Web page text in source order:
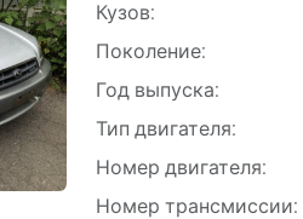
Кузов:
Поколение:
Год выпуска:
Тип двигателя:
Номер двигателя:
Номер трансмиссии: